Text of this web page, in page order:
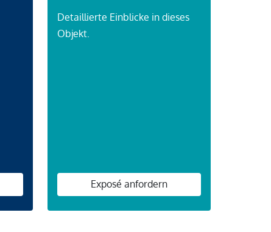
Detaillierte Einblicke in dieses
Objekt.
Exposé anfordern